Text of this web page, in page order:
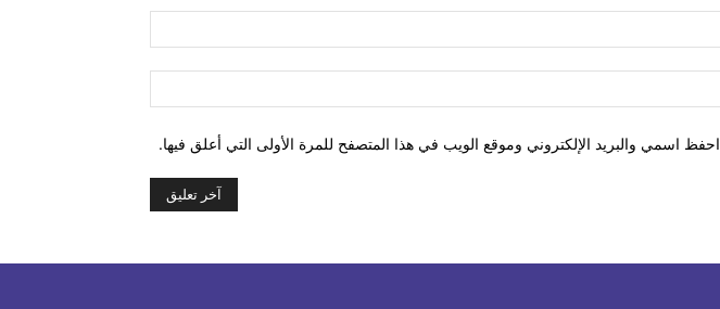
الإلكتروني:*
احفظ اسمي والبريد الإلكتروني وموقع الويب في هذا المتصفح للمرة الأولى التي أعلق فيها.